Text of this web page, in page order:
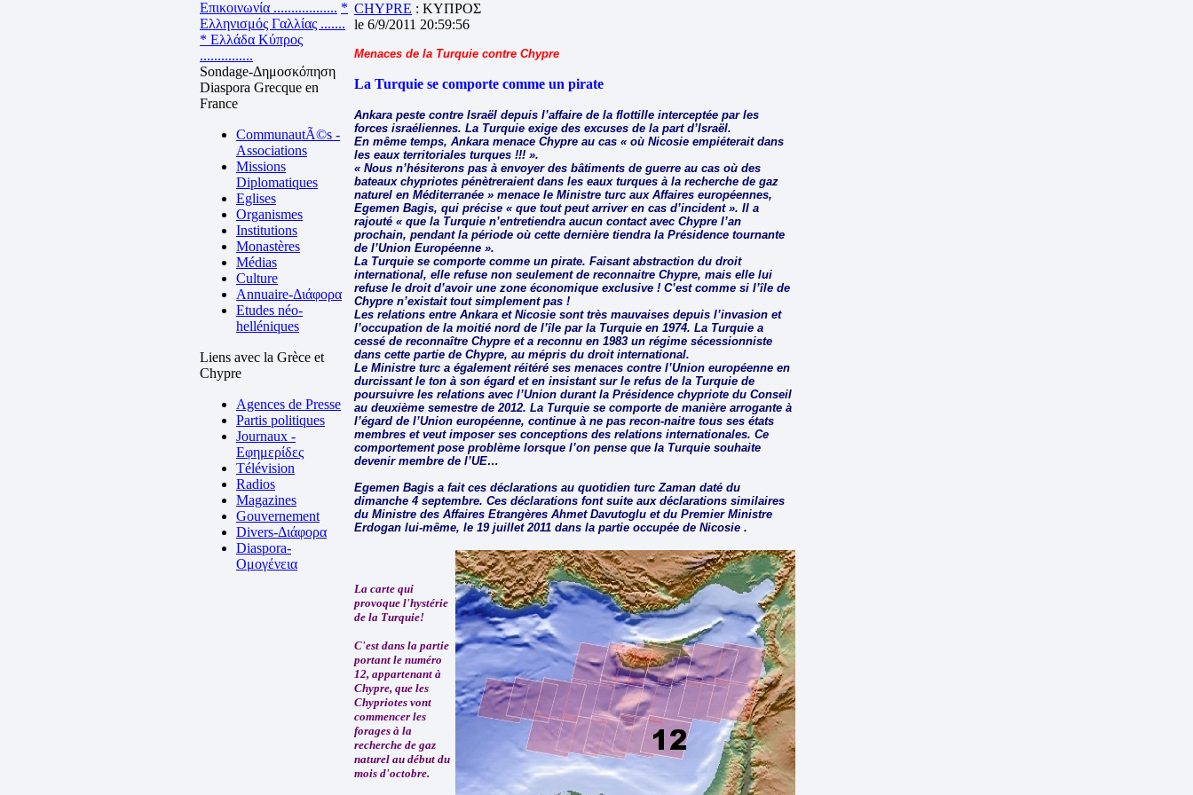
Επικοινωνία .................. *
Ελληνισμός Γαλλίας .......
* Ελλάδα Κύπρος
...............
Sondage-Δημοσκόπηση
Diaspora Grecque en
France
CommunautÃ©s -
Associations
Missions
Diplomatiques
Eglises
Organismes
Institutions
Monastères
Médias
Culture
Annuaire-Διάφορα
Etudes néo-
helléniques
Liens avec la Grèce et
Chypre
Agences de Presse
Partis politiques
Journaux -
Εφημερίδες
Télévision
Radios
Magazines
Gouvernement
Divers-Διάφορα
Diaspora-
Ομογένεια
CHYPRE : ΚΥΠΡΟΣ
le 6/9/2011 20:59:56
Menaces de la Turquie contre Chypre
La Turquie se comporte comme un pirate
Ankara peste contre Israël depuis l’affaire de la flottille interceptée par les
forces israéliennes. La Turquie exige des excuses de la part d’Israël.
En même temps, Ankara menace Chypre au cas « où Nicosie empiéterait dans
les eaux territoriales turques !!! ».
« Nous n’hésiterons pas à envoyer des bâtiments de guerre au cas où des
bateaux chypriotes pénètreraient dans les eaux turques à la recherche de gaz
naturel en Méditerranée » menace le Ministre turc aux Affaires européennes,
Egemen Bagis, qui précise « que tout peut arriver en cas d’incident ». Il a
rajouté « que la Turquie n’entretiendra aucun contact avec Chypre l’an
prochain, pendant la période où cette dernière tiendra la Présidence tournante
de l’Union Européenne ».
La Turquie se comporte comme un pirate. Faisant abstraction du droit
international, elle refuse non seulement de reconnaitre Chypre, mais elle lui
refuse le droit d’avoir une zone économique exclusive ! C’est comme si l’île de
Chypre n’existait tout simplement pas !
Les relations entre Ankara et Nicosie sont très mauvaises depuis l’invasion et
l’occupation de la moitié nord de l’île par la Turquie en 1974. La Turquie a
cessé de reconnaître Chypre et a reconnu en 1983 un régime sécessionniste
dans cette partie de Chypre, au mépris du droit international.
Le Ministre turc a également réitéré ses menaces contre l’Union européenne en
durcissant le ton à son égard et en insistant sur le refus de la Turquie de
poursuivre les relations avec l’Union durant la Présidence chypriote du Conseil
au deuxième semestre de 2012. La Turquie se comporte de manière arrogante à
l’égard de l’Union européenne, continue à ne pas recon-naitre tous ses états
membres et veut imposer ses conceptions des relations internationales. Ce
comportement pose problème lorsque l’on pense que la Turquie souhaite
devenir membre de l’UE…
Egemen Bagis a fait ces déclarations au quotidien turc Zaman daté du
dimanche 4 septembre. Ces déclarations font suite aux déclarations similaires
du Ministre des Affaires Etrangères Ahmet Davutoglu et du Premier Ministre
Erdogan lui-même, le 19 juillet 2011 dans la partie occupée de Nicosie .
La carte qui
provoque l'hystérie
de la Turquie!
C'est dans la partie
portant le numéro
12, appartenant à
Chypre, que les
Chypriotes vont
commencer les
forages à la
recherche de gaz
naturel au début du
mois d'octobre.